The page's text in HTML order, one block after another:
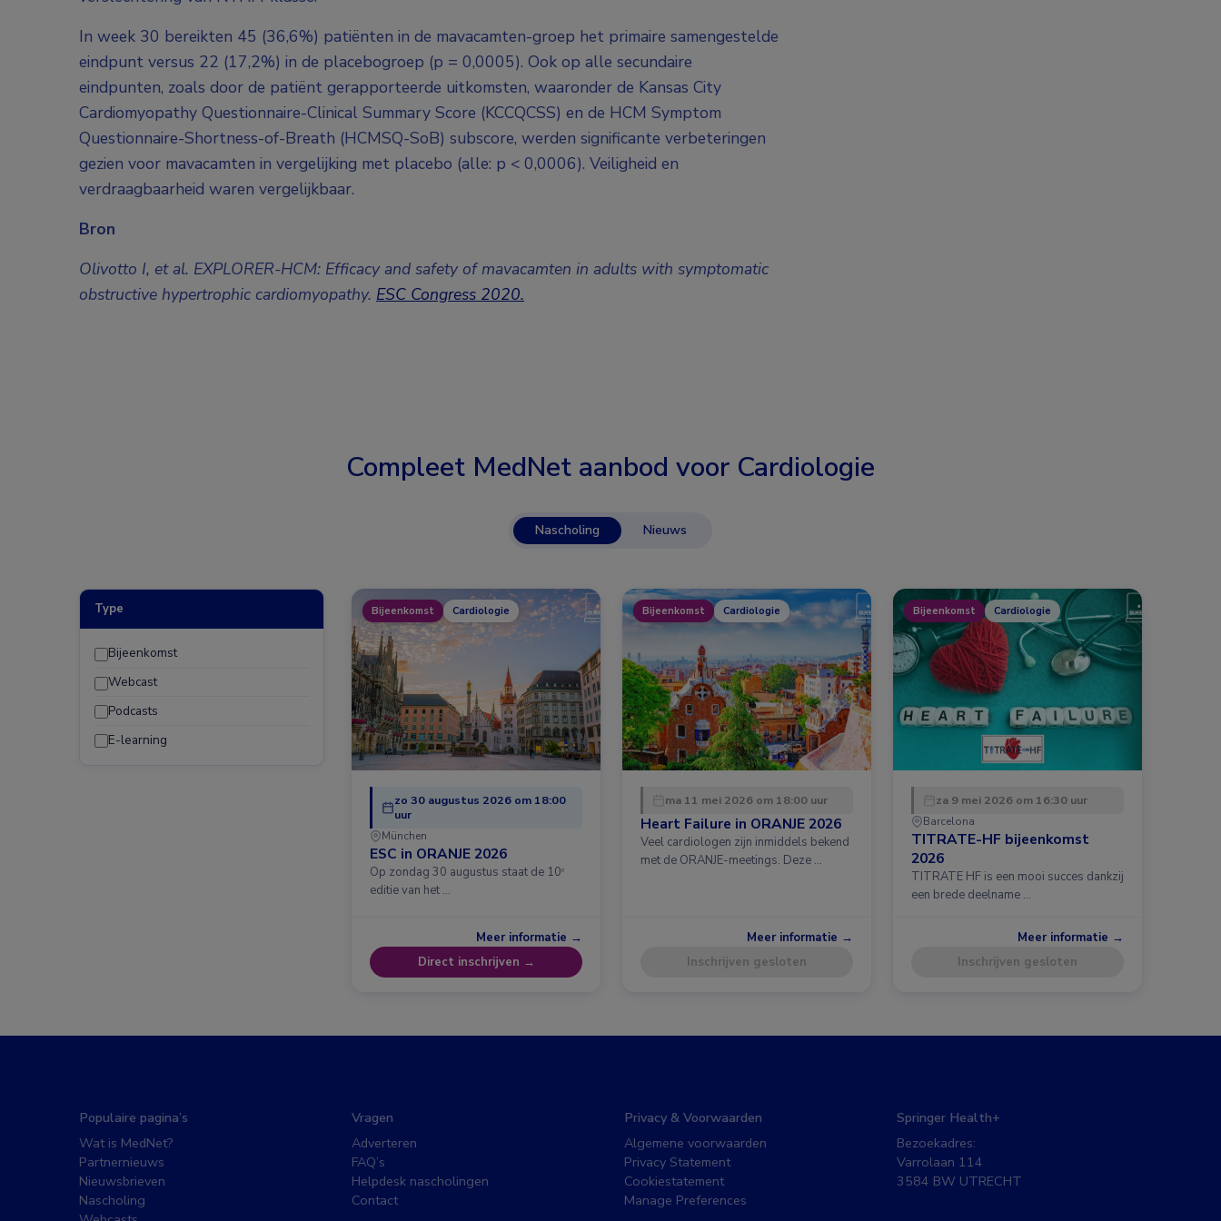
In week 30 bereikten 45 (36,6%) patiënten in de mavacamten-groep het primaire samengestelde
eindpunt versus 22 (17,2%) in de placebogroep (p = 0,0005). Ook op alle secundaire
eindpunten, zoals door de patiënt gerapporteerde uitkomsten, waaronder de Kansas City
Cardiomyopathy Questionnaire-Clinical Summary Score (KCCQCSS) en de HCM Symptom
Questionnaire-Shortness-of-Breath (HCMSQ-SoB) subscore, werden significante verbeteringen
gezien voor mavacamten in vergelijking met placebo (alle: p < 0,0006). Veiligheid en
verdraagbaarheid waren vergelijkbaar.
Bron
Olivotto I, et al. EXPLORER-HCM: Efficacy and safety of mavacamten in adults with symptomatic
obstructive hypertrophic cardiomyopathy. ESC Congress 2020.
Compleet MedNet aanbod voor Cardiologie
Nascholing Nieuws
Type
Bijeenkomst
Webcast
Podcasts
E-learning
Bijeenkomst Cardiologie
zo 30 augustus 2026 om 18:00
uur
München
ESC in ORANJE 2026
Op zondag 30 augustus staat de 10ᵉ
editie van het …
Meer informatie →
Direct inschrijven →
Bijeenkomst Cardiologie
ma 11 mei 2026 om 18:00 uur
Heart Failure in ORANJE 2026
Veel cardiologen zijn inmiddels bekend
met de ORANJE-meetings. Deze …
Meer informatie →
Inschrijven gesloten
Bijeenkomst Cardiologie
za 9 mei 2026 om 16:30 uur
Barcelona
TITRATE-HF bijeenkomst
2026
TITRATE HF is een mooi succes dankzij
een brede deelname …
Meer informatie →
Inschrijven gesloten
Populaire pagina’s
Wat is MedNet?
Partnernieuws
Nieuwsbrieven
Nascholing
Vragen
Adverteren
FAQ’s
Helpdesk nascholingen
Contact
Privacy & Voorwaarden
Algemene voorwaarden
Privacy Statement
Cookiestatement
Manage Preferences
Springer Health+
Bezoekadres:
Varrolaan 114
3584 BW UTRECHT